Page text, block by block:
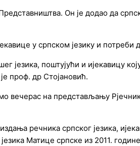
Он је додао да
у српском језику и потреби
језика, поштујући и ијекавицу
проф. др Стојановић.
вечерас на представљању
речника српског језика,
Матице српске из 2011.